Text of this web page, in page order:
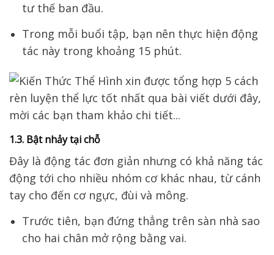
tư thế ban đầu.
Trong mỗi buổi tập, bạn nên thực hiện động
tác này trong khoảng 15 phút.
1.3. Bật nhảy tại chỗ
Đây là động tác đơn giản nhưng có khả năng tác
động tới cho nhiều nhóm cơ khác nhau, từ cánh
tay cho đến cơ ngực, đùi và mông.
Trước tiên, bạn đứng thẳng trên sàn nhà sao
cho hai chân mở rộng bằng vai.